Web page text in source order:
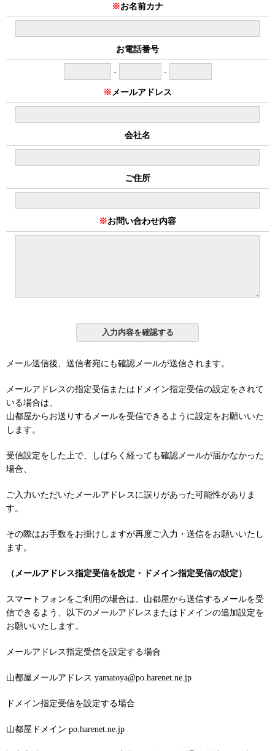
※お名前カナ
お電話番号
- -
※ メールアドレス
会社名
ご住所
※お問い合わせ内容
メール送信後、送信者宛にも確認メールが送信されます。
メールアドレスの指定受信またはドメイン指定受信の設定をされて
いる場合は、
山都屋からお送りするメールを受信できるように設定をお願いいた
します。
受信設定をした上で、しばらく経っても確認メールが届かなかった
場合、
ご入力いただいたメールアドレスに誤りがあった可能性がありま
す。
その際はお手数をお掛けしますが再度ご入力・送信をお願いいたし
ます。
（メールアドレス指定受信を設定・ドメイン指定受信の設定）
スマートフォンをご利用の場合は、山都屋から送信するメールを受
信できるよう、以下のメールアドレスまたはドメインの追加設定を
お願いいたします。
メールアドレス指定受信を設定する場合
山都屋メールアドレス yamatoya@po.harenet.ne.jp
ドメイン指定受信を設定する場合
山都屋ドメイン po.harenet.ne.jp